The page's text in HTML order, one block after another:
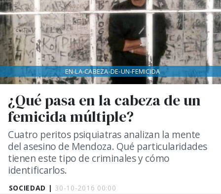
SOCIEDAD | 30-10-2016 00:00
¿Qué pasa en la cabeza de un
femicida múltiple?
Cuatro peritos psiquiatras analizan la mente
del asesino de Mendoza. Qué particularidades
tienen este tipo de criminales y cómo
identificarlos.
EN-LA-CABEZA-DE-UN-FEMICIDA